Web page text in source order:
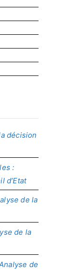
décision
:
d’Etat
de la
de la
de